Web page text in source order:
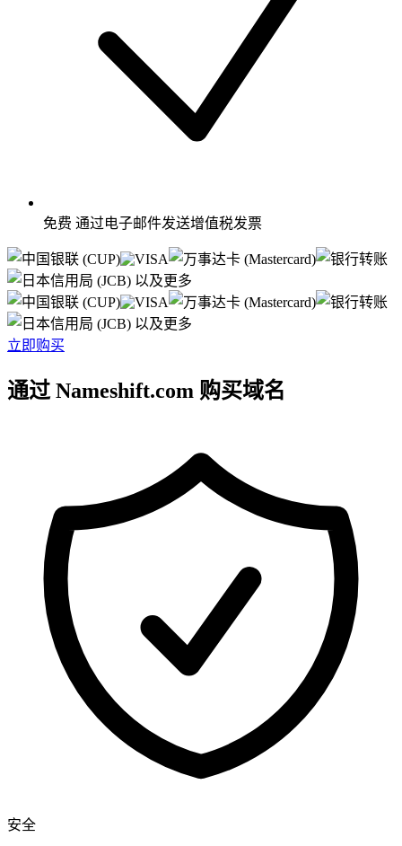
免费 通过电子邮件发送增值税发票
以及更多
以及更多
立即购买
通过 Nameshift.com 购买域名
安全